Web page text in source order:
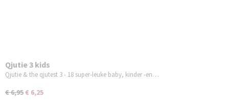
Qjutie 3 kids
Qjutie & the qjutest 3 - 18 super-leuke baby, kinder -en…
€ 6,95€ 6,25